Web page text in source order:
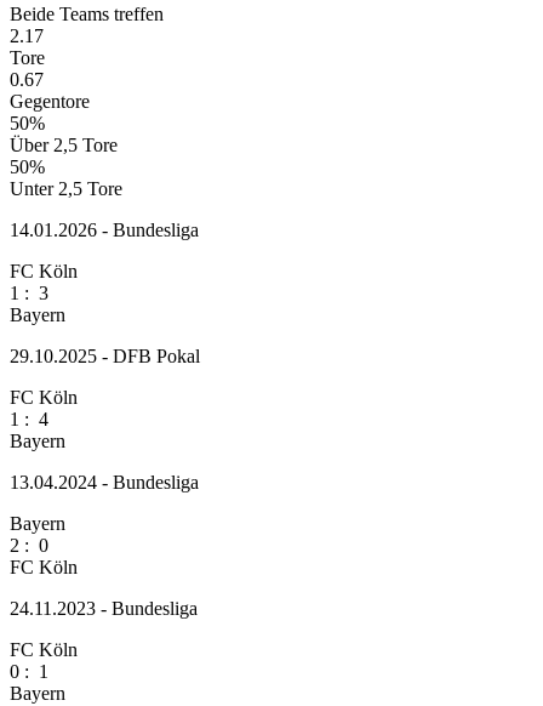
Beide Teams treffen
2.17
Tore
0.67
Gegentore
50%
Über 2,5 Tore
50%
Unter 2,5 Tore
14.01.2026 - Bundesliga
FC Köln
1 : 3
Bayern
29.10.2025 - DFB Pokal
FC Köln
1 : 4
Bayern
13.04.2024 - Bundesliga
Bayern
2 : 0
FC Köln
24.11.2023 - Bundesliga
FC Köln
0 : 1
Bayern